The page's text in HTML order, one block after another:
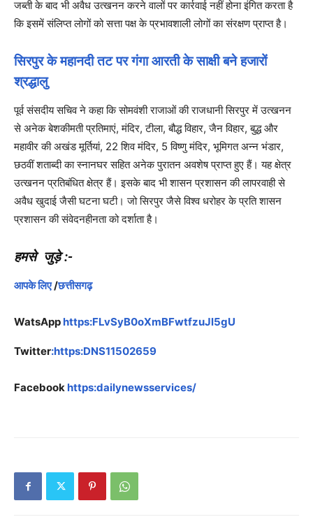
जब्ती के बाद भी अवैध उत्खनन करने वालों पर कार्रवाई नहीं होना इंगित करता है
कि इसमें संलिप्त लोगों को सत्ता पक्ष के प्रभावशाली लोगों का संरक्षण प्राप्त है।
सिरपुर के महानदी तट पर गंगा आरती के साक्षी बने हजारों
श्रद्धालु
पूर्व संसदीय सचिव ने कहा कि सोमवंशी राजाओं की राजधानी सिरपुर में उत्खनन
से अनेक बेशकीमती प्रतिमाएं, मंदिर, टीला, बौद्ध विहार, जैन विहार, बुद्ध और
महावीर की अखंड मूर्तियां, 22 शिव मंदिर, 5 विष्णु मंदिर, भूमिगत अन्न भंडार,
छठवीं शताब्दी का स्नानघर सहित अनेक पुरातन अवशेष प्राप्त हुए हैं। यह क्षेत्र
उत्खनन प्रतिबंधित क्षेत्र हैं। इसके बाद भी शासन प्रशासन की लापरवाही से
अवैध खुदाई जैसी घटना घटी। जो सिरपुर जैसे विश्व धरोहर के प्रति शासन
प्रशासन की संवेदनहीनता को दर्शाता है।
हमसे जुड़े :-
आपके लिए/छत्तीसगढ़
WatsApp https:FLvSyB0oXmBFwtfzuJl5gU
Twitter:https:DNS11502659
Facebook https:dailynewsservices/